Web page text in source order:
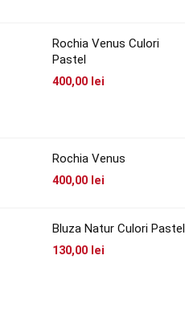
Rochia Venus Culori
Pastel
400,00 lei
Rochia Venus
400,00 lei
Bluza Natur Culori Pastel
130,00 lei